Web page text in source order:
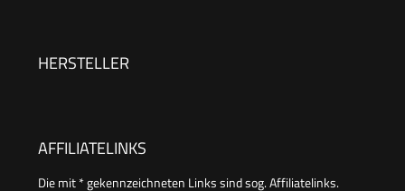
HERSTELLER
AFFILIATELINKS
Die mit * gekennzeichneten Links sind sog. Affiliatelinks.